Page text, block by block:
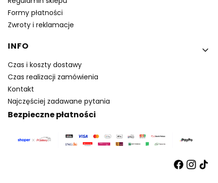
Formy płatności
Zwroty i reklamacje
INFO
Czas i koszty dostawy
Czas realizacji zamówienia
Kontakt
Najczęściej zadawane pytania
Bezpieczne płatności